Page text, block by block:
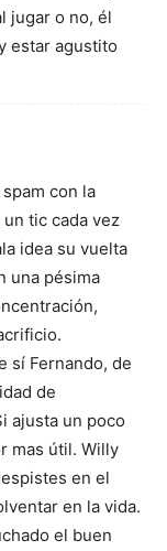
jugar o no, él
estar agustito
con la
tic cada vez
idea su vuelta
una pésima
sí Fernando, de
de
ajusta un poco
mas útil. Willy
en el
en la vida.
el buen